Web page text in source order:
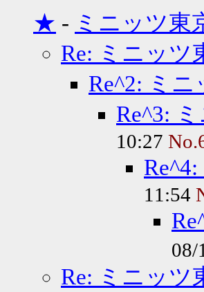
★ - ミニッツ東
Re: ミニッツ
Re^2: ミ
Re^3:
10:27
11:54
08/
Re: ミニッツ